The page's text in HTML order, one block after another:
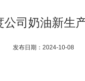
司奶油新生
发布日期：2024-10-08